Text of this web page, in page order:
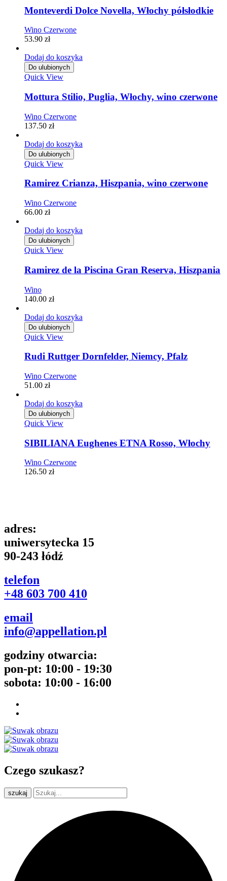
Monteverdi Dolce Novella, Włochy półsłodkie
Wino Czerwone
53.90 zł
Dodaj do koszyka
Do ulubionych
Quick View
Mottura Stilio, Puglia, Włochy, wino czerwone
Wino Czerwone
137.50 zł
Dodaj do koszyka
Do ulubionych
Quick View
Ramirez Crianza, Hiszpania, wino czerwone
Wino Czerwone
66.00 zł
Dodaj do koszyka
Do ulubionych
Quick View
Ramirez de la Piscina Gran Reserva, Hiszpania
Wino
140.00 zł
Dodaj do koszyka
Do ulubionych
Quick View
Rudi Ruttger Dornfelder, Niemcy, Pfalz
Wino Czerwone
51.00 zł
Dodaj do koszyka
Do ulubionych
Quick View
SIBILIANA Eughenes ETNA Rosso, Włochy
Wino Czerwone
126.50 zł
adres:
uniwersytecka 15
90-243 łódź
telefon
+48 603 700 410
email
info@appellation.pl
godziny otwarcia:
pon-pt: 10:00 - 19:30
sobota: 10:00 - 16:00
Czego szukasz?
szukaj